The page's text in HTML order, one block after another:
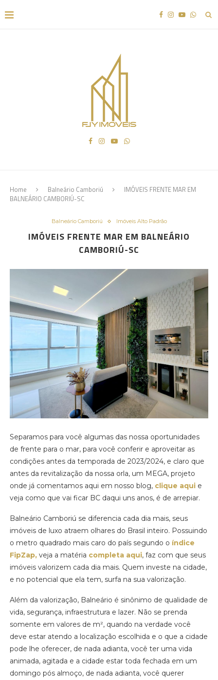
Home Balneário Camboriú
IMÓVEIS FRENTE MAR EM
BALNEÁRIO CAMBORIÚ-SC
Balneário Camboriú Imóveis Alto Padrão
IMÓVEIS FRENTE MAR EM BALNEÁRIO
CAMBORIÚ-SC
Separamos para você algumas das nossa oportunidades
de frente para o mar, para você conferir e aproveitar as
condições antes da temporada de 2023/2024, e claro que
antes da revitalização da nossa orla, um MEGA, projeto
onde já comentamos aqui em nosso blog, clique aqui e
veja como que vai ficar BC daqui uns anos, é de arrepiar.
Balneário Camboriú se diferencia cada dia mais, seus
imóveis de luxo atraem olhares do Brasil inteiro. Possuindo
o metro quadrado mais caro do país segundo o índice
FipZap, veja a matéria completa aqui, faz com que seus
imóveis valorizem cada dia mais. Quem investe na cidade,
e no potencial que ela tem, surfa na sua valorização.
Além da valorização, Balneário é sinônimo de qualidade de
vida, segurança, infraestrutura e lazer. Não se prenda
somente em valores de m², quando na verdade você
deve estar atendo a localização escolhida e o que a cidade
pode lhe oferecer, de nada adianta, você ter uma vida
animada, agitada e a cidade estar toda fechada em um
domingo pós almoço, de nada adianta, você querer